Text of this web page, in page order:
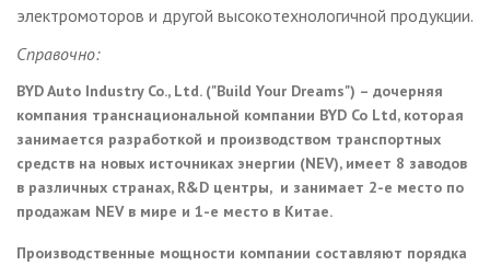
электромоторов и другой высокотехнологичной продукции.
Справочно:
BYD Auto Industry Co., Ltd. ("Build Your Dreams") – дочерняя
компания транснациональной компании BYD Co Ltd, которая
занимается разработкой и производством транспортных
средств на новых источниках энергии (NEV), имеет 8 заводов
в различных странах, R&D центры, и занимает 2-е место по
продажам NEV в мире и 1-е место в Китае.
Производственные мощности компании составляют порядка